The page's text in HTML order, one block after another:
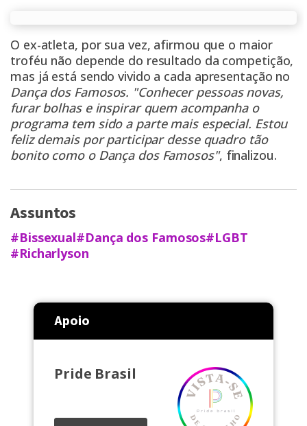
O ex-atleta, por sua vez, afirmou que o maior
troféu não depende do resultado da competição,
mas já está sendo vivido a cada apresentação no
Dança dos Famosos. "Conhecer pessoas novas,
furar bolhas e inspirar quem acompanha o
programa tem sido a parte mais especial. Estou
feliz demais por participar desse quadro tão
bonito como o Dança dos Famosos", finalizou.
Assuntos
#Bissexual#Dança dos Famosos#LGBT
#Richarlyson
Apoio
Pride Brasil